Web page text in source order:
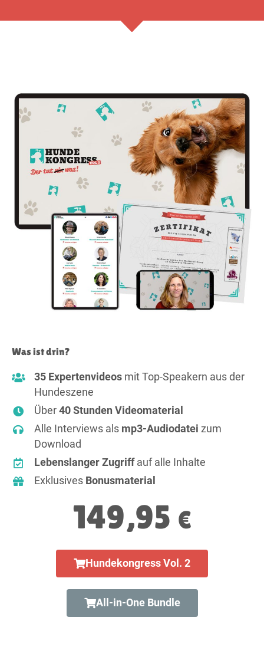
Was ist drin?
35 Expertenvideosmit Top-Speakern aus der
Hundeszene
Über 40 Stunden Videomaterial
Alle Interviews als mp3-Audiodatei zum
Download
Lebenslanger Zugriffauf alle Inhalte
Exklusives Bonusmaterial
149,95 €
Hundekongress Vol. 2
All-in-One Bundle